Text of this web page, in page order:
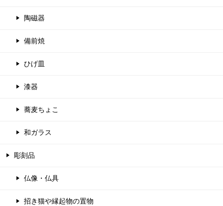
陶磁器
備前焼
ひげ皿
漆器
蕎麦ちょこ
和ガラス
彫刻品
仏像・仏具
招き猫や縁起物の置物